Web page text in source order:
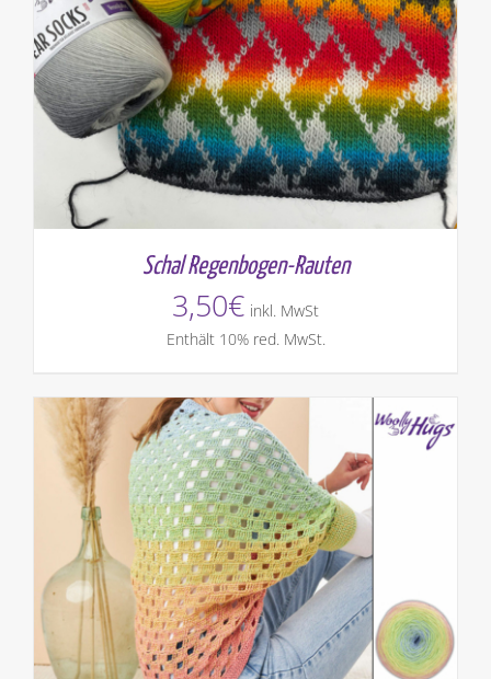
Schal Regenbogen-Rauten
3,50€ inkl. MwSt
Enthält 10% red. MwSt.